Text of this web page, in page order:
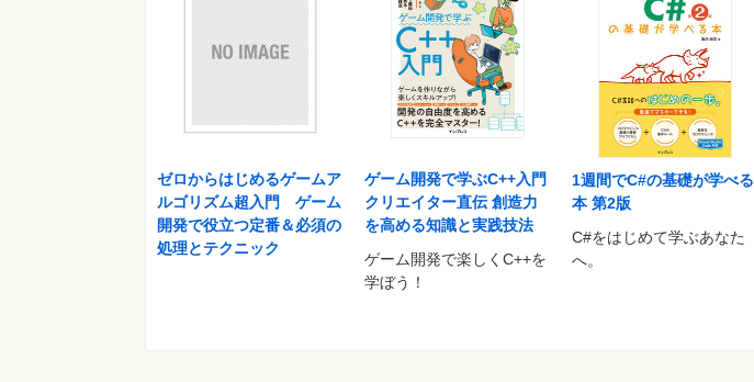
Prefabを利用した壁の作成
ライト
空の表現方法（Skybox＆SkyDome）
Chapter 04 主人公キャラクターの制作
空のゲームオブジェクト
コンポーネント
スクリプトの作成
キーボード入力値を受け取る（Inputクラス）
キャラクターの移動 ? Translate
ゼロからはじめるゲームア
ルゴリズム超入門 ゲーム
開発で役立つ定番＆必須の
処理とテクニック
ゲーム開発で学ぶC++入門
クリエイター直伝 創造力
を高める知識と実践技法
ゲーム開発で楽しくC++を
学ぼう！
1週間でC#の基礎が学べる
本 第2版
C#をはじめて学ぶあなた
へ。